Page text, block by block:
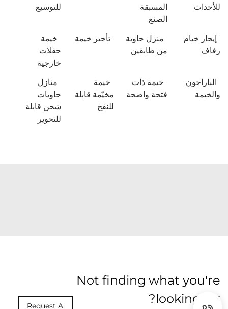
للأحداث
المسبقة
الصنع
للتوسيع
إيجار خيام
زفاف
منزل حاوية
من طابقين
تأجير خيمة
خيمة
حفلات
خارجية
الباراجون
والخيمة
خيمة ذات
فتحة واضحة
خيمة
مخيّمة قابلة
للنفخ
منازل
حاويات
شحن قابلة
للتحوير
Not finding what you're
looking for?
Request A